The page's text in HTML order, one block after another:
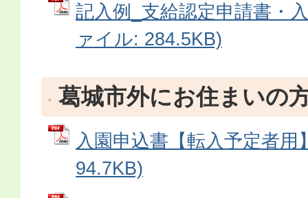
記入例_支給認定申請書・
ァイル: 284.5KB)
葛城市外にお住まいの
入園申込書【転入予定者
94.7KB)